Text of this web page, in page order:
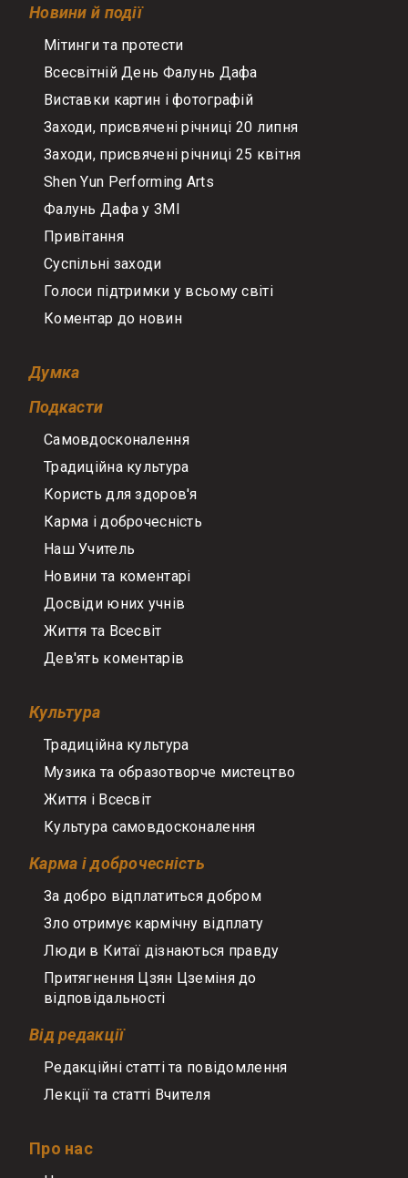
Новини й події
Мітинги та протести
Всесвітній День Фалунь Дафа
Виставки картин і фотографій
Заходи, присвячені річниці 20 липня
Заходи, присвячені річниці 25 квітня
Shen Yun Performing Arts
Фалунь Дафа у ЗМІ
Привітання
Суспільні заходи
Голоси підтримки у всьому світі
Коментар до новин
Думка
Подкасти
Самовдосконалення
Традиційна культура
Користь для здоров'я
Карма і доброчесність
Наш Учитель
Новини та коментарі
Досвіди юних учнів
Життя та Всесвіт
Дев'ять коментарів
Культура
Традиційна культура
Музика та образотворче мистецтво
Життя і Всесвіт
Культура самовдосконалення
Карма і доброчесність
За добро відплатиться добром
Зло отримує кармічну відплату
Люди в Китаї дізнаються правду
Притягнення Цзян Цземіня до
відповідальності
Від редакції
Редакційні статті та повідомлення
Лекції та статті Вчителя
Про нас